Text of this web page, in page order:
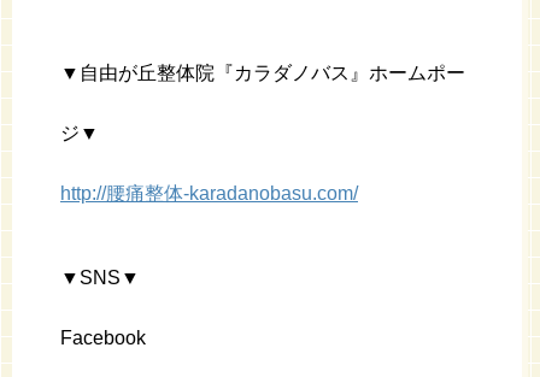
▼自由が丘整体院『カラダノバス』ホームポー
ジ▼
http://腰痛整体-karadanobasu.com/
▼SNS▼
Facebook